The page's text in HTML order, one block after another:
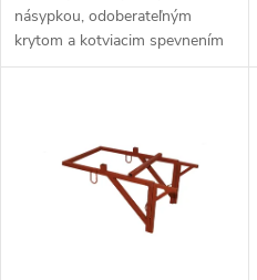
u
u
k
násypkou, odoberateľným
krytom a kotviacim spevnením
pre bezpečné uchytenie do